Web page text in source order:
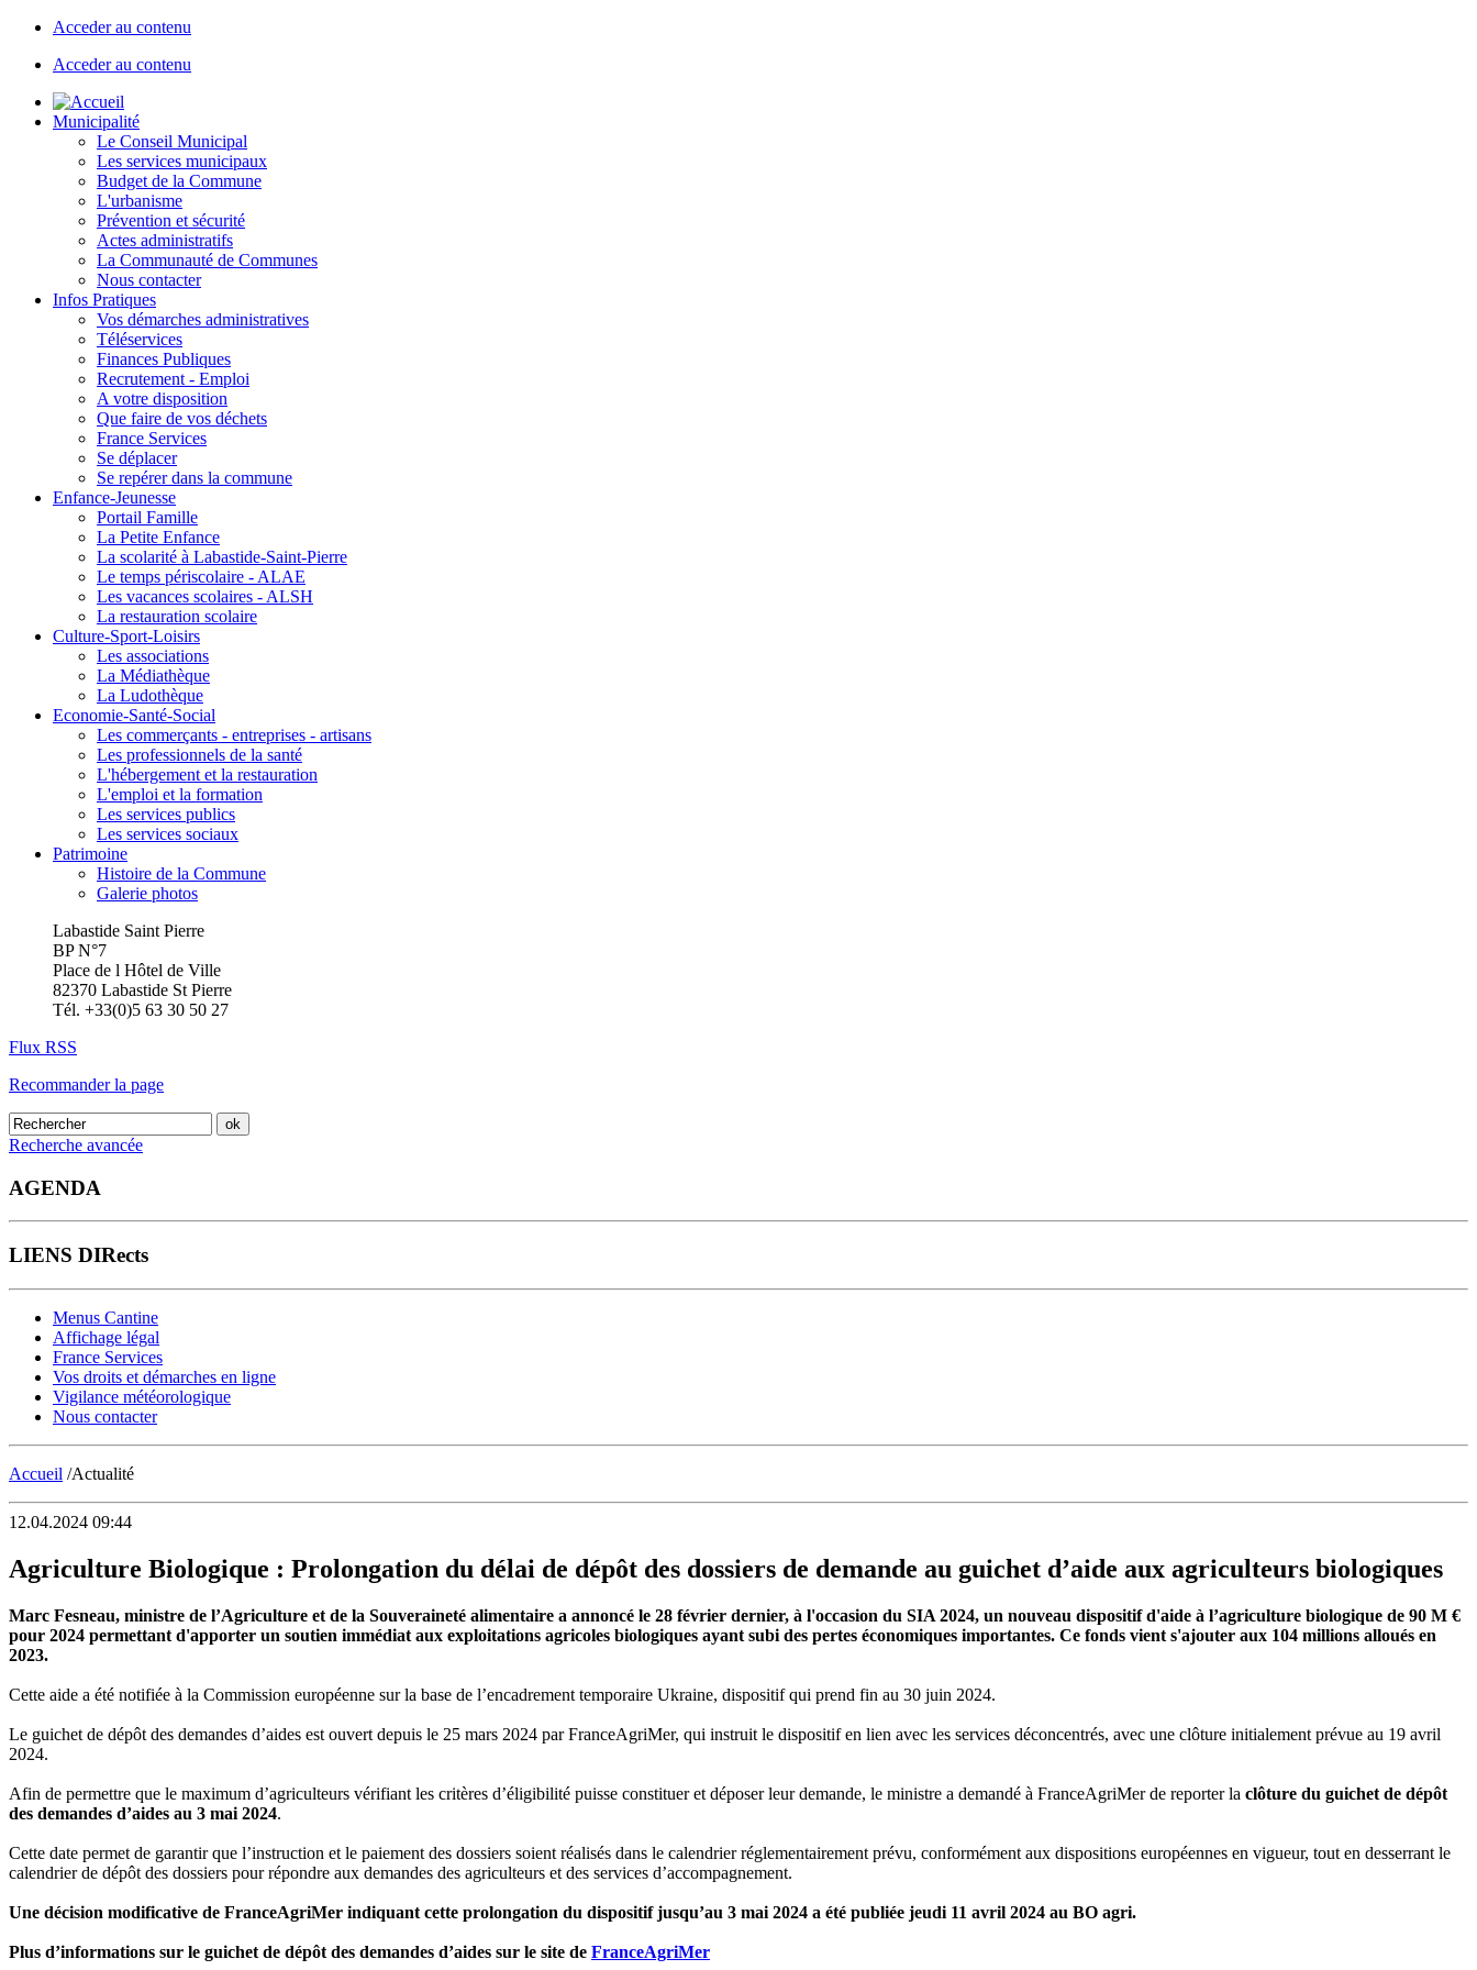
Acceder au contenu
Acceder au contenu
Municipalité
Le Conseil Municipal
Les services municipaux
Budget de la Commune
L'urbanisme
Prévention et sécurité
Actes administratifs
La Communauté de Communes
Nous contacter
Infos Pratiques
Vos démarches administratives
Téléservices
Finances Publiques
Recrutement - Emploi
A votre disposition
Que faire de vos déchets
France Services
Se déplacer
Se repérer dans la commune
Enfance-Jeunesse
Portail Famille
La Petite Enfance
La scolarité à Labastide-Saint-Pierre
Le temps périscolaire - ALAE
Les vacances scolaires - ALSH
La restauration scolaire
Culture-Sport-Loisirs
Les associations
La Médiathèque
La Ludothèque
Economie-Santé-Social
Les commerçants - entreprises - artisans
Les professionnels de la santé
L'hébergement et la restauration
L'emploi et la formation
Les services publics
Les services sociaux
Patrimoine
Histoire de la Commune
Galerie photos
Labastide Saint Pierre
BP N°7
Place de l Hôtel de Ville
82370 Labastide St Pierre
Tél. +33(0)5 63 30 50 27
Flux RSS
Recommander la page
Recherche avancée
AGENDA
LIENS DIRects
Menus Cantine
Affichage légal
France Services
Vos droits et démarches en ligne
Vigilance météorologique
Nous contacter
Accueil /Actualité
12.04.2024 09:44
Agriculture Biologique : Prolongation du délai de dépôt des dossiers de demande au guichet d’aide aux agriculteurs biologiques
Marc Fesneau, ministre de l’Agriculture et de la Souveraineté alimentaire a annoncé le 28 février dernier, à l'occasion du SIA 2024, un nouveau dispositif d'aide à l’agriculture biologique de 90 M €
pour 2024 permettant d'apporter un soutien immédiat aux exploitations agricoles biologiques ayant subi des pertes économiques importantes. Ce fonds vient s'ajouter aux 104 millions alloués en
2023.
Cette aide a été notifiée à la Commission européenne sur la base de l’encadrement temporaire Ukraine, dispositif qui prend fin au 30 juin 2024.
Le guichet de dépôt des demandes d’aides est ouvert depuis le 25 mars 2024 par FranceAgriMer, qui instruit le dispositif en lien avec les services déconcentrés, avec une clôture initialement prévue au 19 avril
2024.
Afin de permettre que le maximum d’agriculteurs vérifiant les critères d’éligibilité puisse constituer et déposer leur demande, le ministre a demandé à FranceAgriMer de reporter la clôture du guichet de dépôt
des demandes d’aides au 3 mai 2024.
Cette date permet de garantir que l’instruction et le paiement des dossiers soient réalisés dans le calendrier réglementairement prévu, conformément aux dispositions européennes en vigueur, tout en desserrant le
calendrier de dépôt des dossiers pour répondre aux demandes des agriculteurs et des services d’accompagnement.
Une décision modificative de FranceAgriMer indiquant cette prolongation du dispositifjusqu’au 3 mai 2024 a été publiée jeudi 11 avril 2024 au BO agri.
Plus d’informations sur le guichet de dépôt des demandes d’aides sur le site de FranceAgriMer